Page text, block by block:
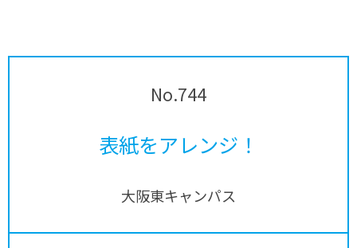
No.744
表紙をアレンジ！
大阪東キャンパス